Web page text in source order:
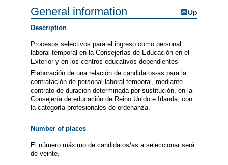
General information Up
Description
Procesos selectivos para el ingreso como personal
laboral temporal en la Consejerías de Educación en el
Exterior y en los centros educativos dependientes
Elaboración de una relación de candidatos-as para la
contratación de personal laboral temporal, mediante
contrato de duración determinada por sustitución, en la
Consejería de educación de Reino Unido e Irlanda, con
la categoría profesionales de ordenanza.
Number of places
El número máximo de candidatos/as a seleccionar será
de veinte.